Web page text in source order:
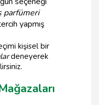
parfümeri
yapmış
kişisel bir
deneyerek